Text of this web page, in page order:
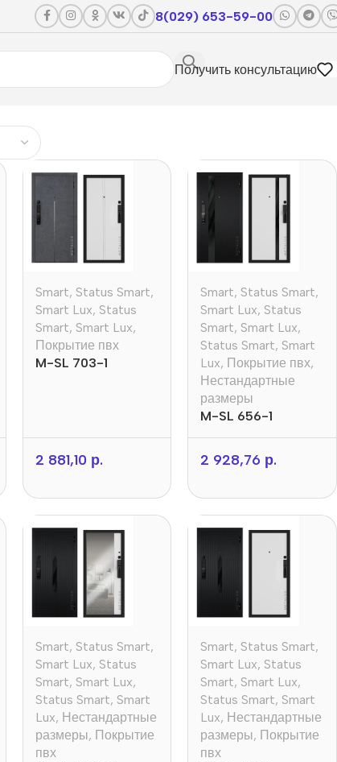
8(029) 653-59-00
Получить консультацию
Smart, Status Smart,
Smart Lux, Status
Smart, Smart Lux,
Покрытие пвх
M-SL 703-1
2 881,10 р.
Smart, Status Smart,
Smart Lux, Status
Smart, Smart Lux,
Status Smart, Smart
Lux, Покрытие пвх,
Нестандартные
размеры
M-SL 656-1
2 928,76 р.
Smart, Status Smart,
Smart Lux, Status
Smart, Smart Lux,
Status Smart, Smart
Lux, Нестандартные
размеры, Покрытие
пвх
Smart, Status Smart,
Smart Lux, Status
Smart, Smart Lux,
Status Smart, Smart
Lux, Нестандартные
размеры, Покрытие
пвх